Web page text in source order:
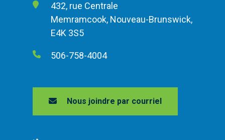
432, rue Centrale
Memramcook, Nouveau-Brunswick,
E4K 3S5
506-758-4004
Nous joindre par courriel